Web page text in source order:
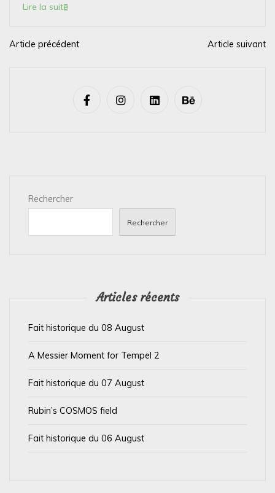
Lire la suite
N
Article précédent Article suivant
Rechercher
Rechercher
Articles récents
Fait historique du 08 August
A Messier Moment for Tempel 2
Fait historique du 07 August
Rubin’s COSMOS field
Fait historique du 06 August